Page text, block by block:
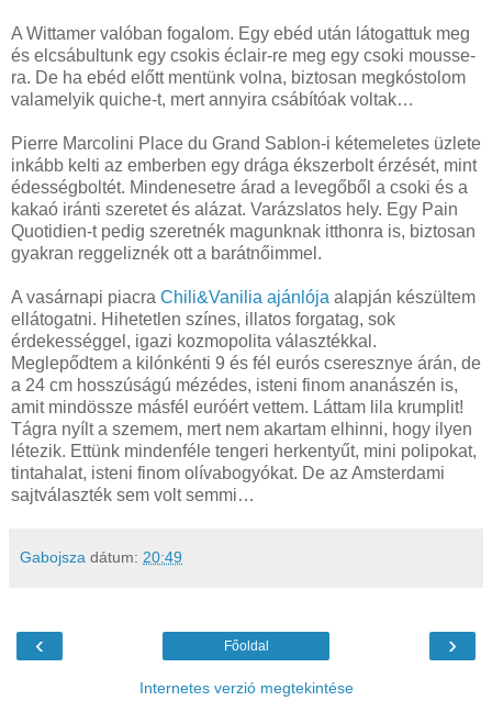
A Wittamer valóban fogalom. Egy ebéd után látogattuk meg
és elcsábultunk egy csokis éclair-re meg egy csoki mousse-
ra. De ha ebéd előtt mentünk volna, biztosan megkóstolom
valamelyik quiche-t, mert annyira csábítóak voltak…
Pierre Marcolini Place du Grand Sablon-i kétemeletes üzlete
inkább kelti az emberben egy drága ékszerbolt érzését, mint
édességboltét. Mindenesetre árad a levegőből a csoki és a
kakaó iránti szeretet és alázat. Varázslatos hely. Egy Pain
Quotidien-t pedig szeretnék magunknak itthonra is, biztosan
gyakran reggeliznék ott a barátnőimmel.
A vasárnapi piacra Chili&Vanilia ajánlója alapján készültem
ellátogatni. Hihetetlen színes, illatos forgatag, sok
érdekességgel, igazi kozmopolita választékkal.
Meglepődtem a kilónkénti 9 és fél eurós cseresznye árán, de
a 24 cm hosszúságú mézédes, isteni finom ananászén is,
amit mindössze másfél euróért vettem. Láttam lila krumplit!
Tágra nyílt a szemem, mert nem akartam elhinni, hogy ilyen
létezik. Ettünk mindenféle tengeri herkentyűt, mini polipokat,
tintahalat, isteni finom olívabogyókat. De az Amsterdami
sajtválaszték sem volt semmi…
Gabojsza dátum: 20:49
‹ ›
Főoldal
Internetes verzió megtekintése